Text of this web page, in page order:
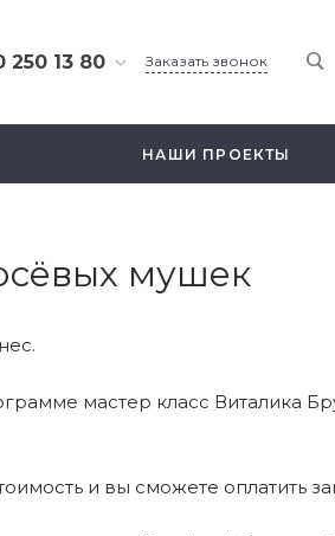
250 13 80
63б, этаж
Заказать звонок
НАШИ ПРОЕКТЫ
мушек
мастер класс Виталика
и вы сможете оплатить